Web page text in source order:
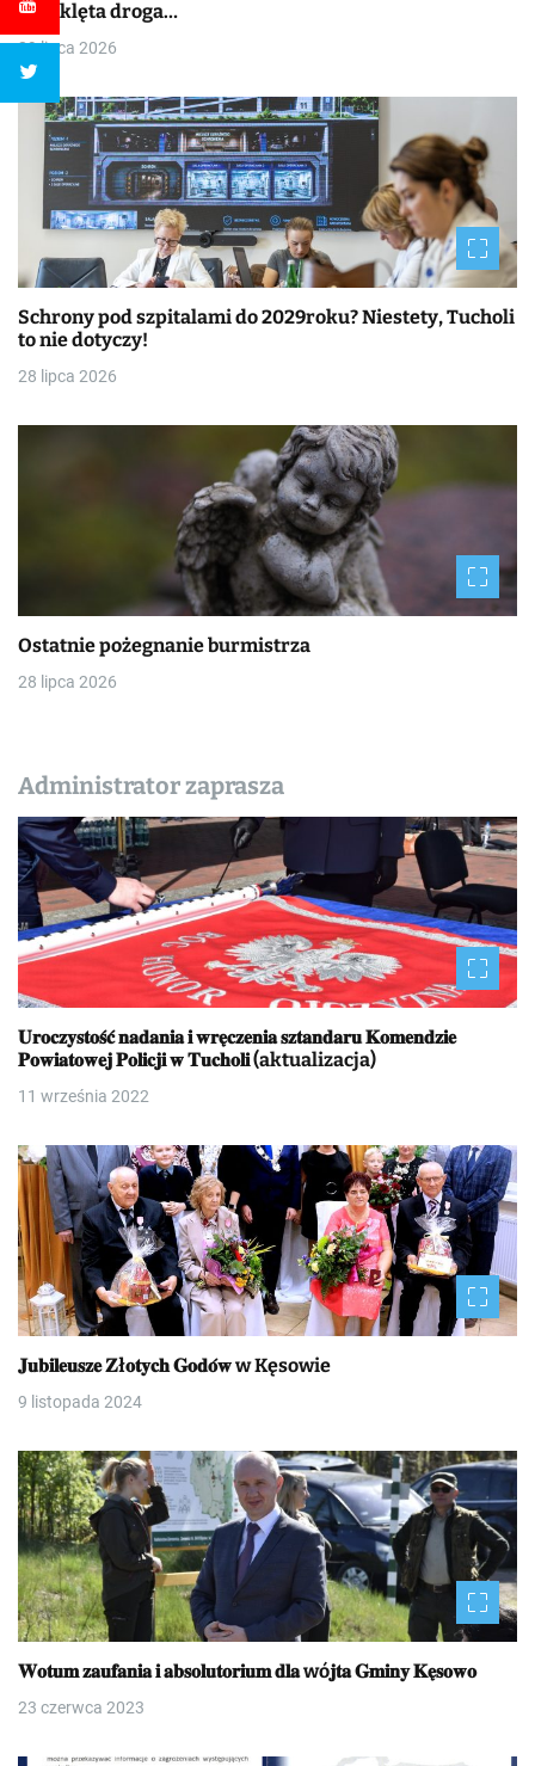
przeklęta droga…
29 lipca 2026
Schrony pod szpitalami do 2029roku? Niestety, Tucholi
to nie dotyczy!
28 lipca 2026
Ostatnie pożegnanie burmistrza
28 lipca 2026
Administrator zaprasza
𝐔𝐫𝐨𝐜𝐳𝐲𝐬𝐭𝐨𝐬́𝐜́ 𝐧𝐚𝐝𝐚𝐧𝐢𝐚 𝐢 𝐰𝐫𝐞̨𝐜𝐳𝐞𝐧𝐢𝐚 𝐬𝐳𝐭𝐚𝐧𝐝𝐚𝐫𝐮 𝐊𝐨𝐦𝐞𝐧𝐝𝐳𝐢𝐞
𝐏𝐨𝐰𝐢𝐚𝐭𝐨𝐰𝐞𝐣 𝐏𝐨𝐥𝐢𝐜𝐣𝐢 𝐰 𝐓𝐮𝐜𝐡𝐨𝐥𝐢 (aktualizacja)
11 września 2022
𝐉𝐮𝐛𝐢𝐥𝐞𝐮𝐬𝐳𝐞 𝐙ł𝐨𝐭𝐲𝐜𝐡 𝐆𝐨𝐝𝐨́𝐰 w Kęsowie
9 listopada 2024
𝐖𝐨𝐭𝐮𝐦 𝐳𝐚𝐮𝐟𝐚𝐧𝐢𝐚 𝐢 𝐚𝐛𝐬𝐨𝐥𝐮𝐭𝐨𝐫𝐢𝐮𝐦 𝐝𝐥𝐚 wó𝐣𝐭𝐚 𝐆𝐦𝐢𝐧𝐲 𝐊𝐞̨𝐬𝐨𝐰𝐨
23 czerwca 2023